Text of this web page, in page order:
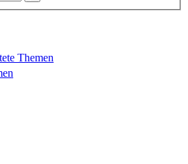
Themen